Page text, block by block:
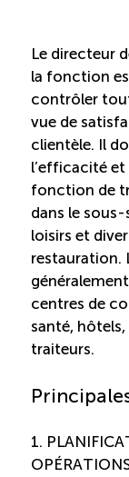
Saisonnalité
Outils et
Balados
Diffusion
Le directeur
la fonction
contrôler
vue de
clientèle. Il
l’efficacité
fonction de
dans le sous-
loisirs et
restauration.
centres de
santé,
traiteurs.
1.